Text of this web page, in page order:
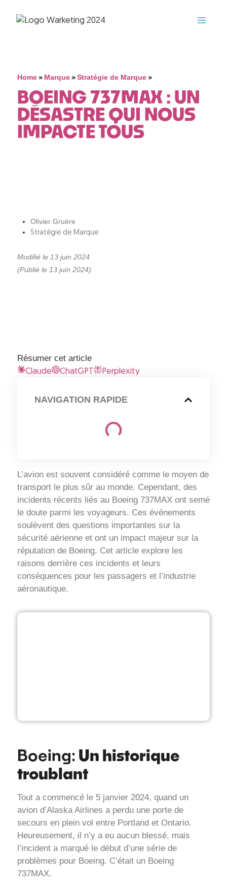
Home» Marque»Stratégie de Marque»
BOEING 737MAX : UN
DÉSASTRE QUI NOUS
IMPACTE TOUS
Olivier Gruère
Stratégie de Marque
Modifié le 13 juin 2024
(Publié le 13 juin 2024)
Résumer cet article
Claude ChatGPT Perplexity
NAVIGATION RAPIDE
L’avion est souvent considéré comme le moyen de
transport le plus sûr au monde. Cependant, des
incidents récents liés au Boeing 737MAX ont semé
le doute parmi les voyageurs. Ces événements
soulèvent des questions importantes sur la
sécurité aérienne et ont un impact majeur sur la
réputation de Boeing. Cet article explore les
raisons derrière ces incidents et leurs
conséquences pour les passagers et l’industrie
aéronautique.
Boeing: Un historique
troublant
Tout a commencé le 5 janvier 2024, quand un
avion d’Alaska Airlines a perdu une porte de
secours en plein vol entre Portland et Ontario.
Heureusement, il n’y a eu aucun blessé, mais
l’incident a marqué le début d’une série de
problèmes pour Boeing. C’était un Boeing
737MAX.